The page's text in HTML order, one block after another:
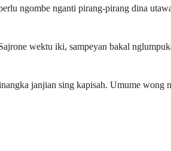
ngombe nganti pirang-pirang dina
wektu iki, sampeyan bakal
janjian sing kapisah. Umume wong